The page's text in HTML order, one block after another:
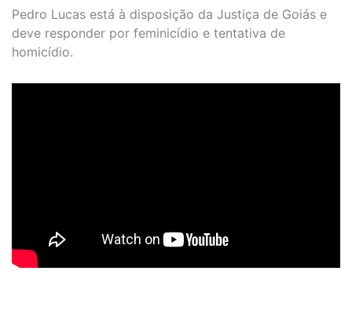
Pedro Lucas está à disposição da Justiça de Goiás e
deve responder por feminicídio e tentativa de
homicídio.